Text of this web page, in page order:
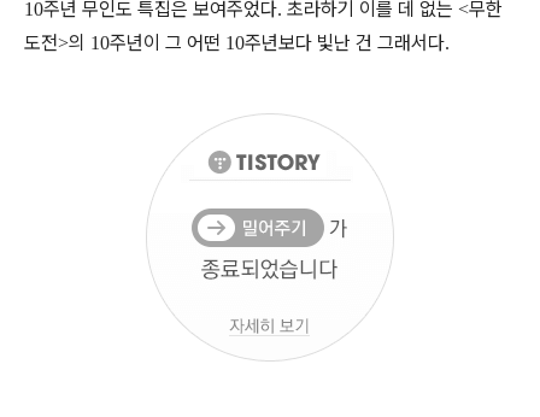
10주년 무인도 특집은 보여주었다. 초라하기 이를 데 없는 <무한
도전>의 10주년이 그 어떤 10주년보다 빛난 건 그래서다.